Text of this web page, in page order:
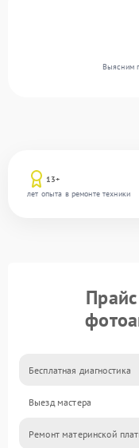
13+
лет опыта в ремонте техники
Выясним
Бесплатная диагностика
Выезд мастера
Ремонт материнской